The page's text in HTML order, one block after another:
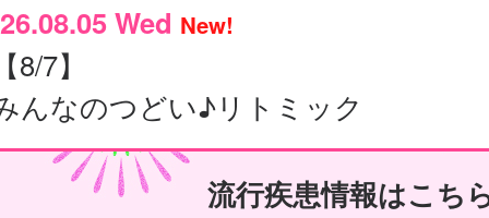
Wed New!
8/7】
んなのつどい♪リトミック
流行疾患情報はこち